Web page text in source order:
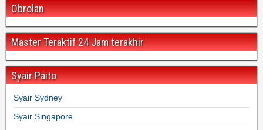
Obrolan
Master Teraktif 24 Jam terakhir
Syair Paito
Syair Sydney
Syair Singapore